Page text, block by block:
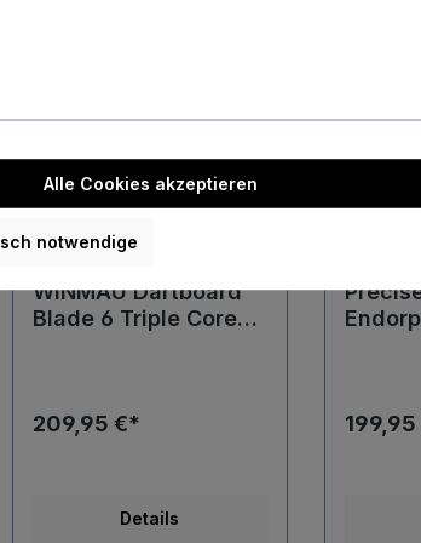
WINMAU Dartboard
Blade 6 Triple Core
209,95 €*
Details
Alle Cookies akzeptieren
notwendige